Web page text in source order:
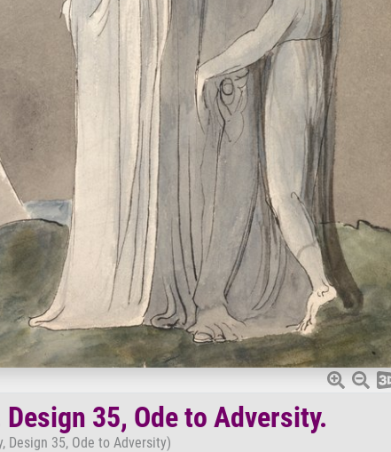
35, Ode to Adversity.
Design 35, Ode to Adversity)